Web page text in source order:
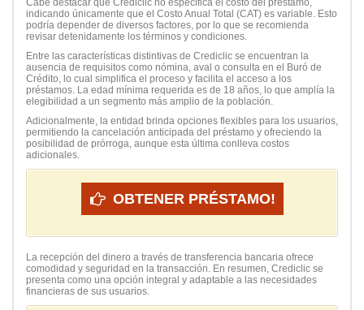
Cabe destacar que Crediclic no especifica el costo del préstamo,
indicando únicamente que el Costo Anual Total (CAT) es variable. Esto
podría depender de diversos factores, por lo que se recomienda
revisar detenidamente los términos y condiciones.
Entre las características distintivas de Crediclic se encuentran la
ausencia de requisitos como nómina, aval o consulta en el Buró de
Crédito, lo cual simplifica el proceso y facilita el acceso a los
préstamos. La edad mínima requerida es de 18 años, lo que amplía la
elegibilidad a un segmento más amplio de la población.
Adicionalmente, la entidad brinda opciones flexibles para los usuarios,
permitiendo la cancelación anticipada del préstamo y ofreciendo la
posibilidad de prórroga, aunque esta última conlleva costos
adicionales.
OBTENER PRÉSTAMO!
La recepción del dinero a través de transferencia bancaria ofrece
comodidad y seguridad en la transacción. En resumen, Crediclic se
presenta como una opción integral y adaptable a las necesidades
financieras de sus usuarios.